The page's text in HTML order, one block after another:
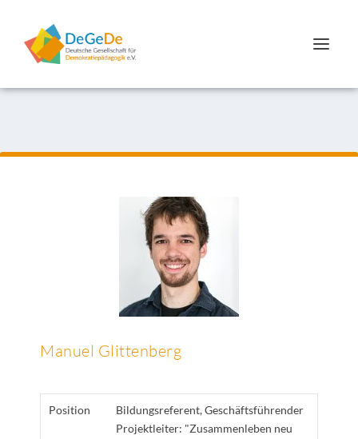
Manuel Glittenberg
Position
Bildungsreferent, Geschäftsführender
Projektleiter: "Zusammenleben neu